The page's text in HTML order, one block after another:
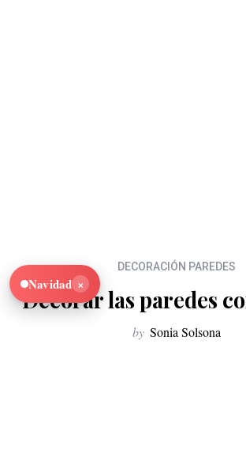
DECORACIÓN PAREDES
Decorar las paredes
by Sonia Solsona
Navidad ×